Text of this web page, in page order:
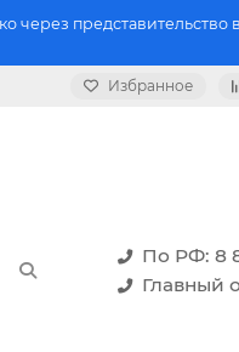
через представительство
Избранное
По РФ: 8
Главный